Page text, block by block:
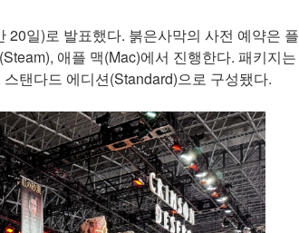
일)로 발표했다. 붉은사막의 사전 예약은 플
애플 맥(Mac)에서 진행한다. 패키지는
탠다드 에디션(Standard)으로 구성됐다.​